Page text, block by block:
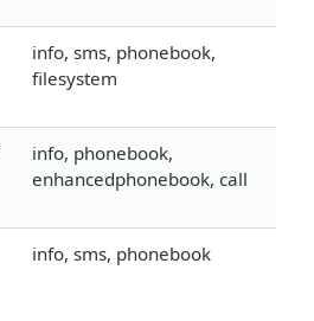
info, sms, phonebook,
filesystem
info, phonebook,
enhancedphonebook, call
info, sms, phonebook